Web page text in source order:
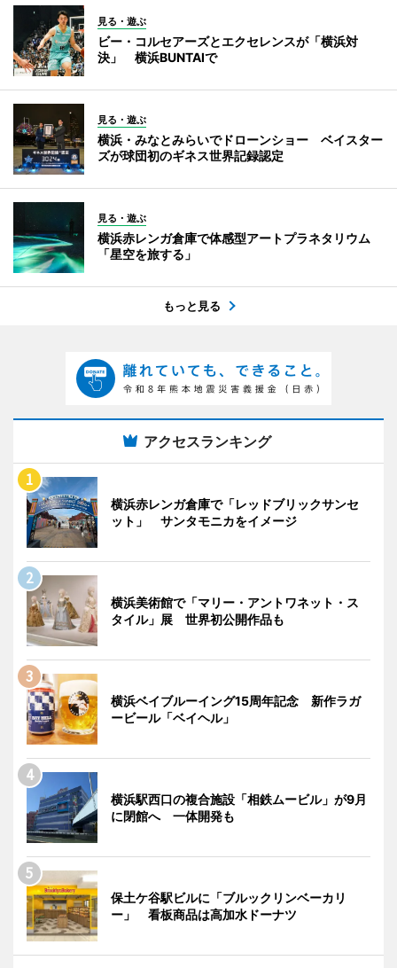
見る・遊ぶ
ビー・コルセアーズとエクセレンスが「横浜対
決」 横浜BUNTAIで
見る・遊ぶ
横浜・みなとみらいでドローンショー ベイスター
ズが球団初のギネス世界記録認定
見る・遊ぶ
横浜赤レンガ倉庫で体感型アートプラネタリウム
「星空を旅する」
もっと見る
アクセスランキング
横浜赤レンガ倉庫で「レッドブリックサンセ
ット」 サンタモニカをイメージ
横浜美術館で「マリー・アントワネット・ス
タイル」展 世界初公開作品も
横浜ベイブルーイング15周年記念 新作ラガ
ービール「ベイヘル」
横浜駅西口の複合施設「相鉄ムービル」が9月
に閉館へ 一体開発も
保土ケ谷駅ビルに「ブルックリンベーカリ
ー」 看板商品は高加水ドーナツ